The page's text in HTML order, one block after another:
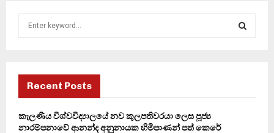
f
r
Recent Posts
කැලණිය විශ්වවිද්‍යාලයේ නව කුලපතිවරයා ලෙස පූජ්‍ය
නාරම්පනාවේ ආනන්ද අනුනායක හිමිපාණන් පත් කෙරේ